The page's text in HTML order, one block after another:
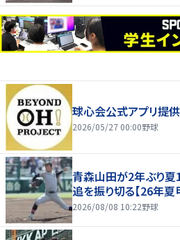
球心会公式アプリ提供
2026/05/27 00:00野球
青森山田が2年ぶり夏
追を振り切る【26年夏
2026/08/08 10:22野球